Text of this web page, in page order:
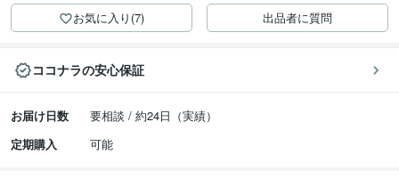
お気に入り(7) 出品者に質問
ココナラの安心保証
お届け日数
要相談 / 約24日（実績）
定期購入
可能